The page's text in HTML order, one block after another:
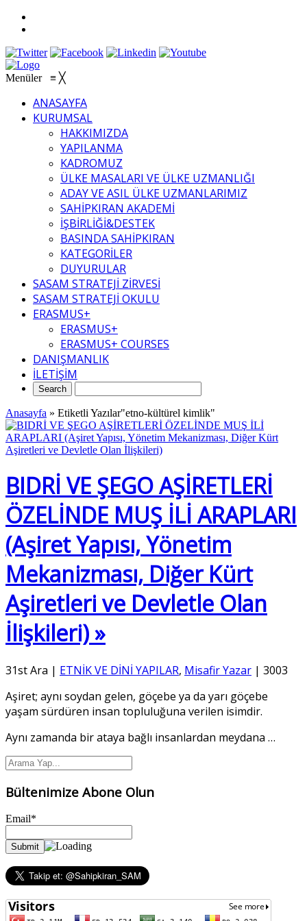
Menüler ≡ ╳
ANASAYFA
KURUMSAL
HAKKIMIZDA
YAPILANMA
KADROMUZ
ÜLKE MASALARI VE ÜLKE UZMANLIĞI
ADAY VE ASIL ÜLKE UZMANLARIMIZ
SAHİPKIRAN AKADEMİ
İŞBİRLİĞİ&DESTEK
BASINDA SAHİPKIRAN
KATEGORİLER
DUYURULAR
SASAM STRATEJİ ZİRVESİ
SASAM STRATEJİ OKULU
ERASMUS+
ERASMUS+
ERASMUS+ COURSES
DANIŞMANLIK
İLETİŞİM
Anasayfa » Etiketli Yazılar"etno-kültürel kimlik"
BIDRİ VE ŞEGO AŞİRETLERİ
ÖZELİNDE MUŞ İLİ ARAPLARI
(Aşiret Yapısı, Yönetim
Mekanizması, Diğer Kürt
Aşiretleri ve Devletle Olan
İlişkileri) »
31st Ara | ETNİK VE DİNİ YAPILAR, Misafir Yazar | 3003
Aşiret; aynı soydan gelen, göçebe ya da yarı göçebe
yaşam sürdüren insan topluluğuna verilen isimdir.
Aynı zamanda bir ataya bağlı insanlardan meydana …
Bültenimize Abone Olun
Email*